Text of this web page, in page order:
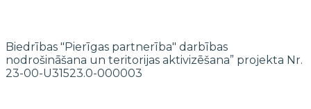
Biedrības "Pierīgas partnerība" darbības
nodrošināšana un teritorijas aktivizēšana” projekta Nr.
23-00-U31523.0-000003